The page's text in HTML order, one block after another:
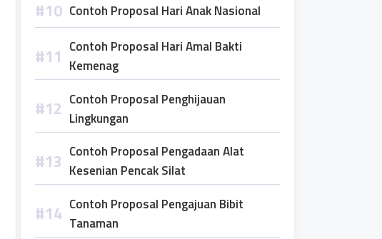
Contoh Proposal Hari Anak Nasional
Contoh Proposal Hari Amal Bakti
Kemenag
Contoh Proposal Penghijauan
Lingkungan
Contoh Proposal Pengadaan Alat
Kesenian Pencak Silat
Contoh Proposal Pengajuan Bibit
Tanaman